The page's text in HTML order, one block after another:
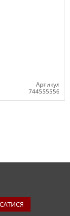
Артикул
744555556